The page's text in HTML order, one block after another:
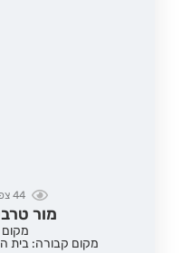
44
מור
מקום קבורה: בית